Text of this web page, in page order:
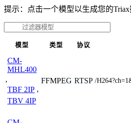
提示：点击一个模型以生成您的
模型 类型 协议
CM-
MHL400
,
TBF 2IP ,
TBV 4IP
FFMPEG RTSP /